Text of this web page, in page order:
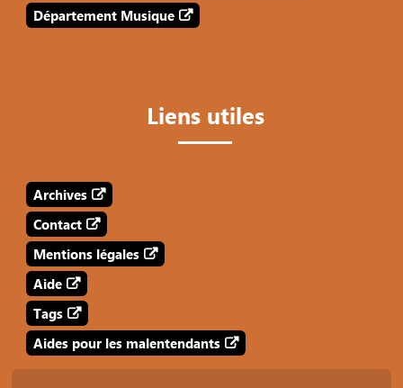
Département Musique
Liens utiles
Archives
Contact
Mentions légales
Aide
Tags
Aides pour les malentendants